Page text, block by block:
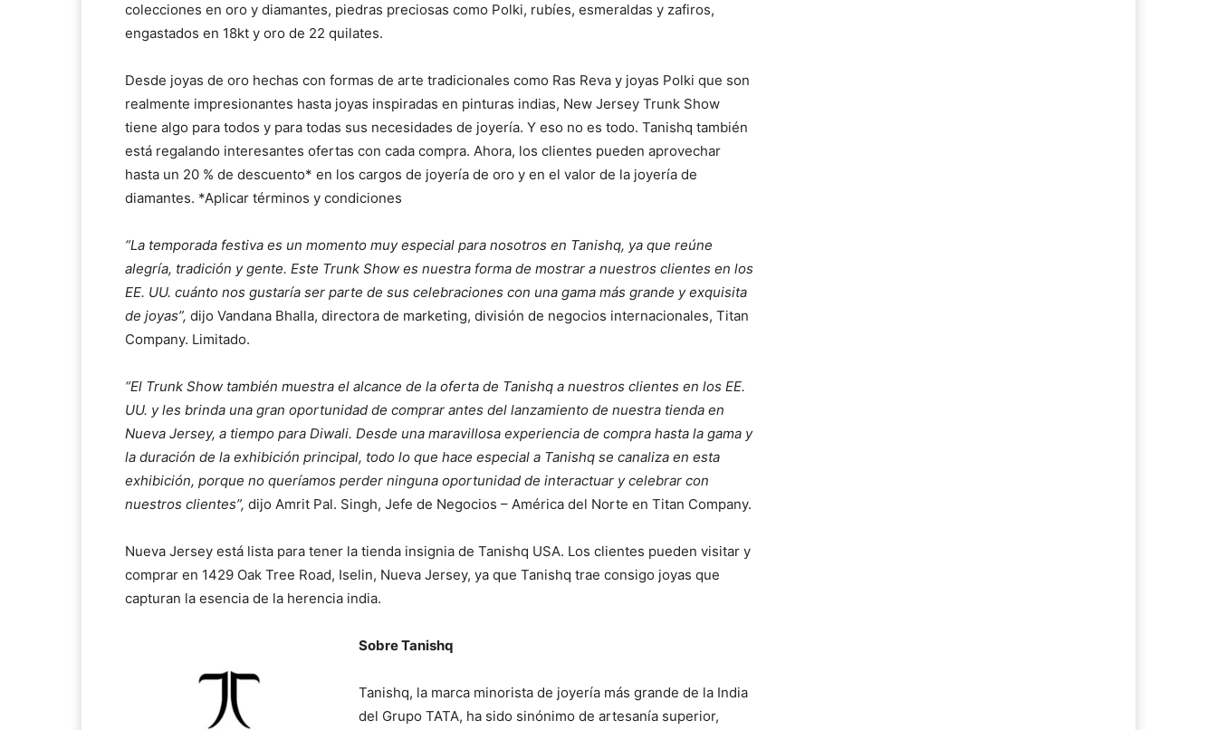
colecciones en oro y diamantes, piedras preciosas como Polki, rubíes, esmeraldas y zafiros,
engastados en 18kt y oro de 22 quilates.
Desde joyas de oro hechas con formas de arte tradicionales como Ras Reva y joyas Polki que son
realmente impresionantes hasta joyas inspiradas en pinturas indias, New Jersey Trunk Show
tiene algo para todos y para todas sus necesidades de joyería. Y eso no es todo. Tanishq también
está regalando interesantes ofertas con cada compra. Ahora, los clientes pueden aprovechar
hasta un 20 % de descuento* en los cargos de joyería de oro y en el valor de la joyería de
diamantes. *Aplicar términos y condiciones
“La temporada festiva es un momento muy especial para nosotros en Tanishq, ya que reúne
alegría, tradición y gente. Este Trunk Show es nuestra forma de mostrar a nuestros clientes en los
EE. UU. cuánto nos gustaría ser parte de sus celebraciones con una gama más grande y exquisita
de joyas”, dijo Vandana Bhalla, directora de marketing, división de negocios internacionales, Titan
Company. Limitado.
“El Trunk Show también muestra el alcance de la oferta de Tanishq a nuestros clientes en los EE.
UU. y les brinda una gran oportunidad de comprar antes del lanzamiento de nuestra tienda en
Nueva Jersey, a tiempo para Diwali. Desde una maravillosa experiencia de compra hasta la gama y
la duración de la exhibición principal, todo lo que hace especial a Tanishq se canaliza en esta
exhibición, porque no queríamos perder ninguna oportunidad de interactuar y celebrar con
nuestros clientes”, dijo Amrit Pal. Singh, Jefe de Negocios – América del Norte en Titan Company.
Nueva Jersey está lista para tener la tienda insignia de Tanishq USA. Los clientes pueden visitar y
comprar en 1429 Oak Tree Road, Iselin, Nueva Jersey, ya que Tanishq trae consigo joyas que
capturan la esencia de la herencia india.
Sobre Tanishq
Tanishq, la marca minorista de joyería más grande de la India
del Grupo TATA, ha sido sinónimo de artesanía superior,